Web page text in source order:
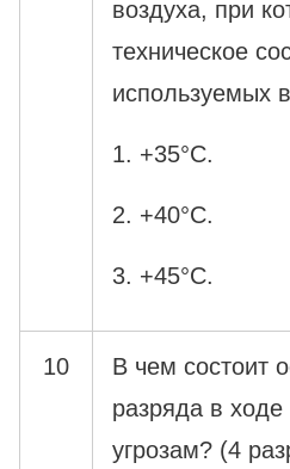
воздуха, при
техническое
используемых
1. +35°С.
2. +40°С.
3. +45°С.
10
В чем состоит
разряда в ходе
угрозам? (4